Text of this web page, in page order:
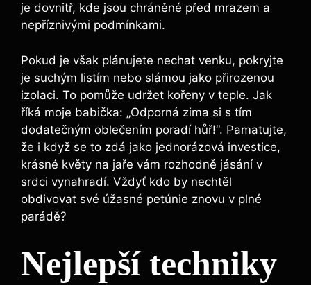
je dovnitř, kde jsou chráněné před mrazem a
nepříznivými podmínkami.
Pokud je však plánujete nechat venku, pokryjte
je suchým listím nebo slámou jako přirozenou
izolaci. To pomůže udržet kořeny v teple. Jak
říká moje babička: „Odporná zima si s tím
dodatečným oblečením poradí hůř!“. Pamatujte,
že i když se to zdá jako jednorázová investice,
krásné květy na jaře vám rozhodně jásání v
srdci vynahradí. Vždyť kdo by nechtěl
obdivovat své úžasné petúnie znovu v plné
parádě?
Nejlepší techniky